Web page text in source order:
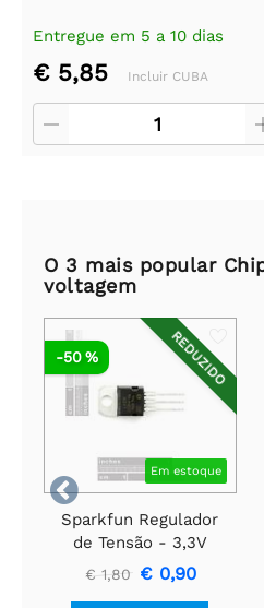
Entregue em 5 a 10 dias
€ 5,85 Incluir CUBA
O 3 mais popular
voltagem

REDUZIDO
Em estoque
-50 %
Sparkfun Regulador
de Tensão - 3,3V
€ 1,80 € 0,90